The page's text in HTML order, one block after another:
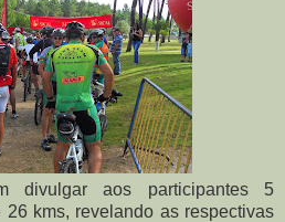
divulgar aos participantes 5
26 kms, revelando as respectivas